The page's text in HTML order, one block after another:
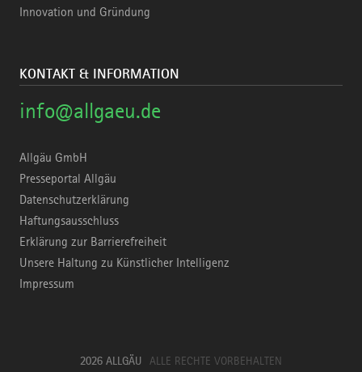
Innovation und Gründung
KONTAKT & INFORMATION
info@allgaeu.de
Allgäu GmbH
Presseportal Allgäu
Datenschutzerklärung
Haftungsausschluss
Erklärung zur Barrierefreiheit
Unsere Haltung zu Künstlicher Intelligenz
Impressum
2026 ALLGÄU ALLE RECHTE VORBEHALTEN